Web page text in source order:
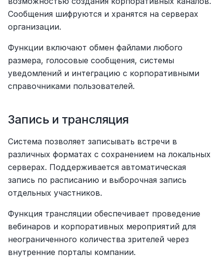
Сообщения шифруются и хранятся на серверах
организации.
Функции включают обмен файлами любого
размера, голосовые сообщения, системы
уведомлений и интеграцию с корпоративными
справочниками пользователей.
Запись и трансляция
Система позволяет записывать встречи в
различных форматах с сохранением на локальных
серверах. Поддерживается автоматическая
запись по расписанию и выборочная запись
отдельных участников.
Функция трансляции обеспечивает проведение
вебинаров и корпоративных мероприятий для
неограниченного количества зрителей через
внутренние порталы компании.